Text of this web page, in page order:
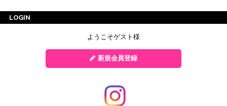
LOGIN
ようこそゲスト様
新規会員登録